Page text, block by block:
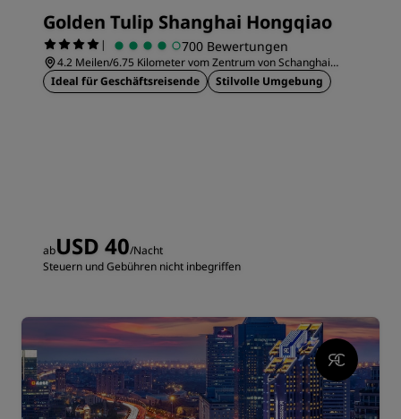
Golden Tulip Shanghai Hongqiao
| 700 Bewertungen
4.2 Meilen/6.75 Kilometer vom Zentrum von Schanghai
entfernt
Ideal für Geschäftsreisende Stilvolle Umgebung
abUSD 40/Nacht
Steuern und Gebühren nicht inbegriffen